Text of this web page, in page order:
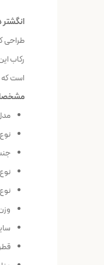
انگشتر دستساز
طراحی
است که
مدل:
وزن:
قطر